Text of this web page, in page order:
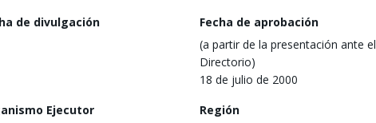
de divulgación
Fecha de aprobación
(a partir de la presentación ante el
Directorio)
18 de julio de 2000
Ejecutor
Región